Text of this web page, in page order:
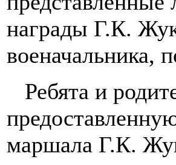
награды Г.К.
военачальника,
Ребята и
маршала Г.К.